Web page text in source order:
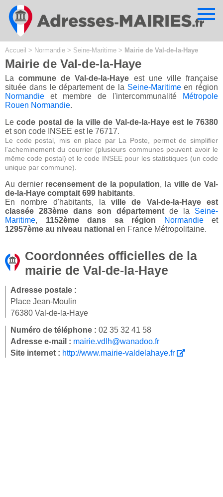
Accueil > Normandie > Seine-Maritime > Mairie de Val-de-la-Haye
Mairie de Val-de-la-Haye
Lacommune de Val-de-la-Haye est une ville française
située dans le département de la Seine-Maritimeen région
Normandie et membre de l'intercommunalité
Métropole
Rouen Normandie.
Lecode postal de la ville de Val-de-la-Haye est le 76380
et son code INSEE est le 76717.
Le code postal, mis en place par La Poste, permet de simplifier
l'acheminement du courrier (plusieurs communes peuvent avoir le
même code postal) et le code INSEE pour les statistiques (un code
unique par commune).
Au dernier recensement de la population, la ville de Val-
de-la-Haye comptait 699 habitants.
En nombre d'habitants, laville de Val-de-la-Haye est
classée 283ème dans son département de la Seine-
Maritime, 1152ème dans sa région Normandieet
12957ème au niveau national en France Métropolitaine.
Coordonnées officielles de la
mairie de Val-de-la-Haye
Adresse postale :
Place Jean-Moulin
76380 Val-de-la-Haye
Numéro de téléphone : 02 35 32 41 58
Adresse e-mail : mairie.vdlh@wanadoo.fr
Site internet : http://www.mairie-valdelahaye.fr
Cookies management panel